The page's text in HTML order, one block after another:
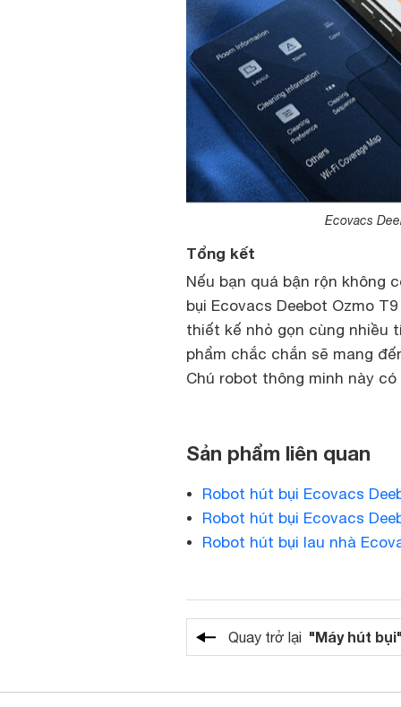
Ecovacs
Tổng kết
Nếu bạn quá bận rộn không
bụi Ecovacs Deebot Ozmo
thiết kế nhỏ gọn cùng nhiều
phẩm chắc chắn sẽ mang
Chú robot thông minh này
Sản phẩm liên quan
Robot hút bụi Ecovacs
Robot hút bụi Ecovacs
Robot hút bụi lau nhà
Quay trở lại "Máy hút